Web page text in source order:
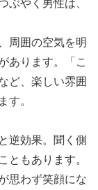
ぶやく男性は、
周囲の空気を明
あります。「こ
ど、楽しい雰囲
す。
逆効果。聞く側
ともあります。
思わず笑顔にな